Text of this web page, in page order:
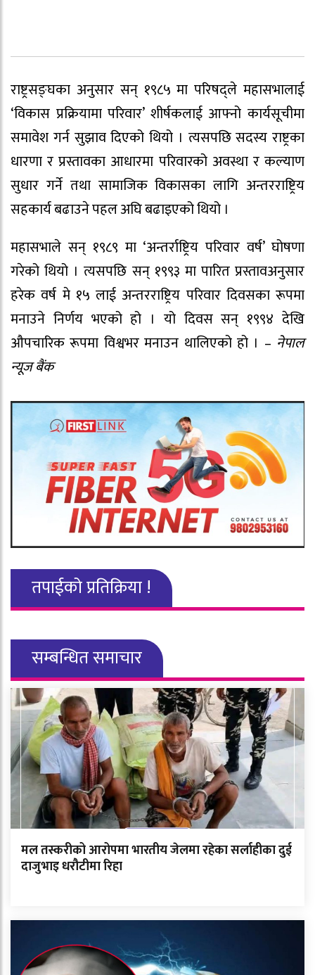
राष्ट्रसङ्घका अनुसार सन् १९८५ मा परिषद्ले महासभालाई
‘विकास प्रक्रियामा परिवार’ शीर्षकलाई आफ्नो कार्यसूचीमा
समावेश गर्न सुझाव दिएको थियो । त्यसपछि सदस्य राष्ट्रका
धारणा र प्रस्तावका आधारमा परिवारको अवस्था र कल्याण
सुधार गर्ने तथा सामाजिक विकासका लागि अन्तरराष्ट्रिय
सहकार्य बढाउने पहल अघि बढाइएको थियो ।
महासभाले सन् १९८९ मा ‘अन्तर्राष्ट्रिय परिवार वर्ष’ घोषणा
गरेको थियो । त्यसपछि सन् १९९३ मा पारित प्रस्तावअनुसार
हरेक वर्ष मे १५ लाई अन्तरराष्ट्रिय परिवार दिवसका रूपमा
मनाउने निर्णय भएको हो । यो दिवस सन् १९९४ देखि
औपचारिक रूपमा विश्वभर मनाउन थालिएको हो । – नेपाल
न्यूज बैंक
तपाईको प्रतिक्रिया !
सम्बन्धित समाचार
मल तस्करीको आरोपमा भारतीय जेलमा रहेका सर्लाहीका दुई
दाजुभाइ धरौटीमा रिहा